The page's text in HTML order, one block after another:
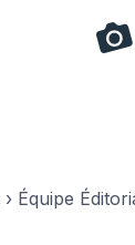
› Équipe